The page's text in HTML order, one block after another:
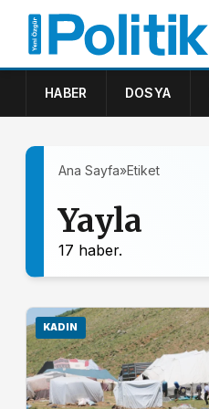
HABER DOSYA
Ana Sayfa»Etiket
Yayla
17 haber.
KADIN